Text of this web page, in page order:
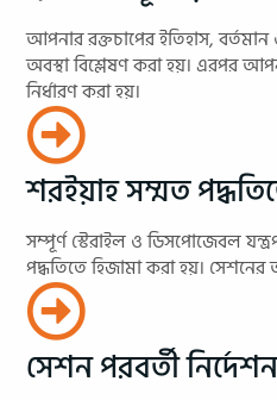
আপনার রক্তচাপের ইতিহাস,
অবস্থা বিশ্লেষণ করা হয়। এরপর
নির্ধারণ করা হয়।
শরইয়াহ সম্মত
সম্পূর্ণ স্টেরাইল ও ডিসপোজেবল
পদ্ধতিতে হিজামা করা হয়।
সেশন পরবর্তী